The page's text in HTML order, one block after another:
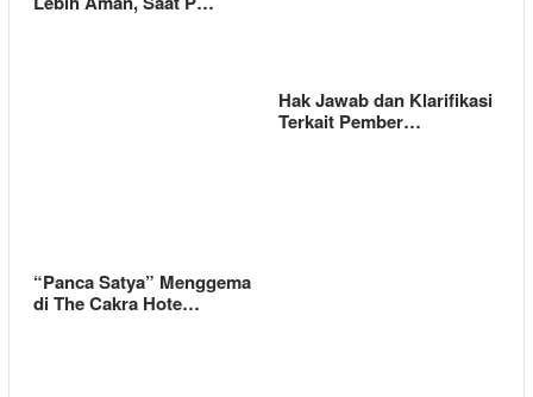
Hak Jawab dan Klarifikasi
Terkait Pember…
“Panca Satya” Menggema
di The Cakra Hote…